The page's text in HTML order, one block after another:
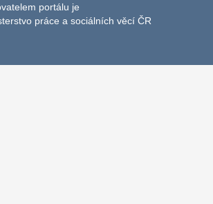
portálu je
práce a sociálních věcí ČR